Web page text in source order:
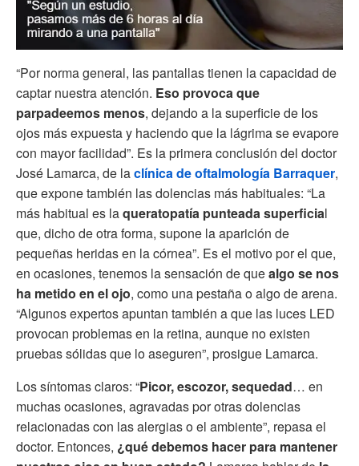
“Por norma general, las pantallas tienen la capacidad de
captar nuestra atención. Eso provoca que
parpadeemos menos, dejando a la superficie de los
ojos más expuesta y haciendo que la lágrima se evapore
con mayor facilidad”. Es la primera conclusión del doctor
José Lamarca, de laclínica de oftalmología Barraquer,
que expone también las dolencias más habituales: “La
más habitual es laqueratopatía punteada superficial
que, dicho de otra forma, supone la aparición de
pequeñas heridas en la córnea”. Es el motivo por el que,
en ocasiones, tenemos la sensación de quealgo se nos
ha metido en el ojo, como una pestaña o algo de arena.
“Algunos expertos apuntan también a que las luces LED
provocan problemas en la retina, aunque no existen
pruebas sólidas que lo aseguren”, prosigue Lamarca.
Los síntomas claros: “Picor, escozor, sequedad… en
muchas ocasiones, agravadas por otras dolencias
relacionadas con las alergias o el ambiente”, repasa el
doctor. Entonces, ¿qué debemos hacer para mantener